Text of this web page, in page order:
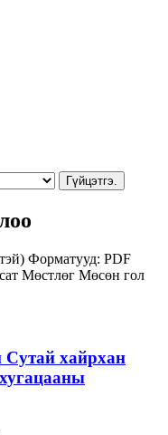
Гүйцэтгэ.
Форматууд: PDF
Мөстлөг Мөсөн гол
Сутай хайрхан